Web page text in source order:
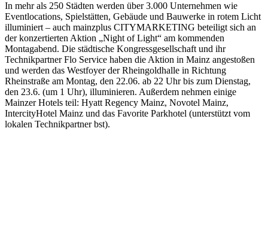
In mehr als 250 Städten werden über 3.000 Unternehmen wie
Eventlocations, Spielstätten, Gebäude und Bauwerke in rotem Licht
illuminiert – auch mainzplus CITYMARKETING beteiligt sich an
der konzertierten Aktion „Night of Light“ am kommenden
Montagabend. Die städtische Kongressgesellschaft und ihr
Technikpartner Flo Service haben die Aktion in Mainz angestoßen
und werden das Westfoyer der Rheingoldhalle in Richtung
Rheinstraße am Montag, den 22.06. ab 22 Uhr bis zum Dienstag,
den 23.6. (um 1 Uhr), illuminieren. Außerdem nehmen einige
Mainzer Hotels teil: Hyatt Regency Mainz, Novotel Mainz,
IntercityHotel Mainz und das Favorite Parkhotel (unterstützt vom
lokalen Technikpartner bst).